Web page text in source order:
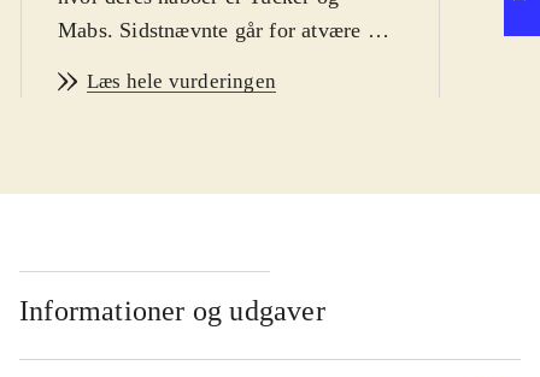
Mabs. Sidstnævnte går for atvære en
over til Liffey for at få dem til at
kliniske udredninger af hvad der
Richard, der er far til barnet. Mabs
forsøger at skade Liffey ved at
brygge urter til hende. Liffey bliver
dog klar over Mabs forsøg på
Læs hele vurderingen
Informationer og udgaver